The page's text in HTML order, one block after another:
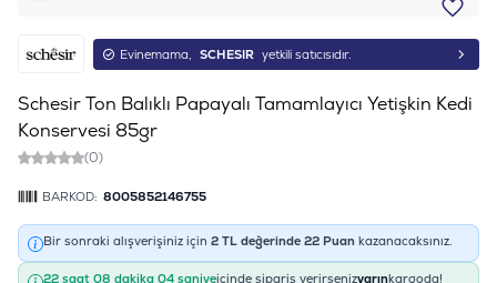
Evinemama, SCHESIR yetkili satıcısıdır.
Schesir Ton Balıklı Papayalı Tamamlayıcı Yetişkin Kedi
Konservesi 85gr
(0)
BARKOD: 8005852146755
Bir sonraki alışverişiniz için 2 TL değerinde 22 Puan kazanacaksınız.
22 saat 08 dakika 03 saniyeiçinde sipariş verirsenizyarınkargoda!